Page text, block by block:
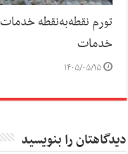
خدمات
۱۴۰۵/۰۵/۱۵
دیدگاهتان را بنویسید